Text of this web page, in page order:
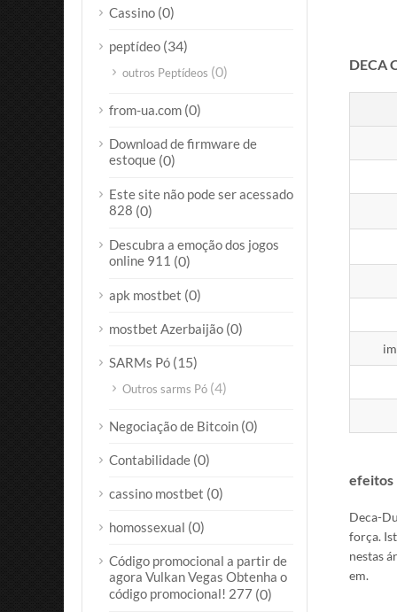
DECA
efeitos
Deca-
força.
nestas
em.
Cassino (0)
peptídeo (34)
outros Peptídeos (0)
from-ua.com (0)
Download de firmware de
estoque (0)
Este site não pode ser acessado
828 (0)
Descubra a emoção dos jogos
online 911 (0)
apk mostbet (0)
mostbet Azerbaijão (0)
SARMs Pó (15)
Outros sarms Pó (4)
Negociação de Bitcoin (0)
Contabilidade (0)
cassino mostbet (0)
homossexual (0)
Código promocional a partir de
agora Vulkan Vegas Obtenha o
código promocional! 277 (0)